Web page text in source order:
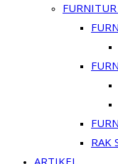
RAK
ARTIKEL